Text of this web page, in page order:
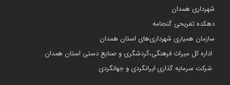
شهرداری همدان
دهکده تفریحی گنجنامه
سازمان همیاری شهرداری‌های استان همدان
اداره کل میراث فرهنگی،گردشگری و صنایع دستی استان همدان
شرکت سرمایه گذاری ایرانگردی و جهانگردی